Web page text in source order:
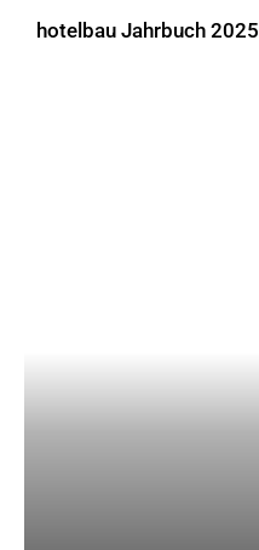
hotelbau Jahrbuch 2025